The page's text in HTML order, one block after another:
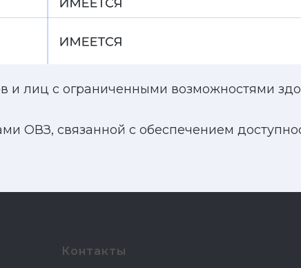
ограниченными возможностями здоровья в
с обеспечением доступности объектов и
Контакты